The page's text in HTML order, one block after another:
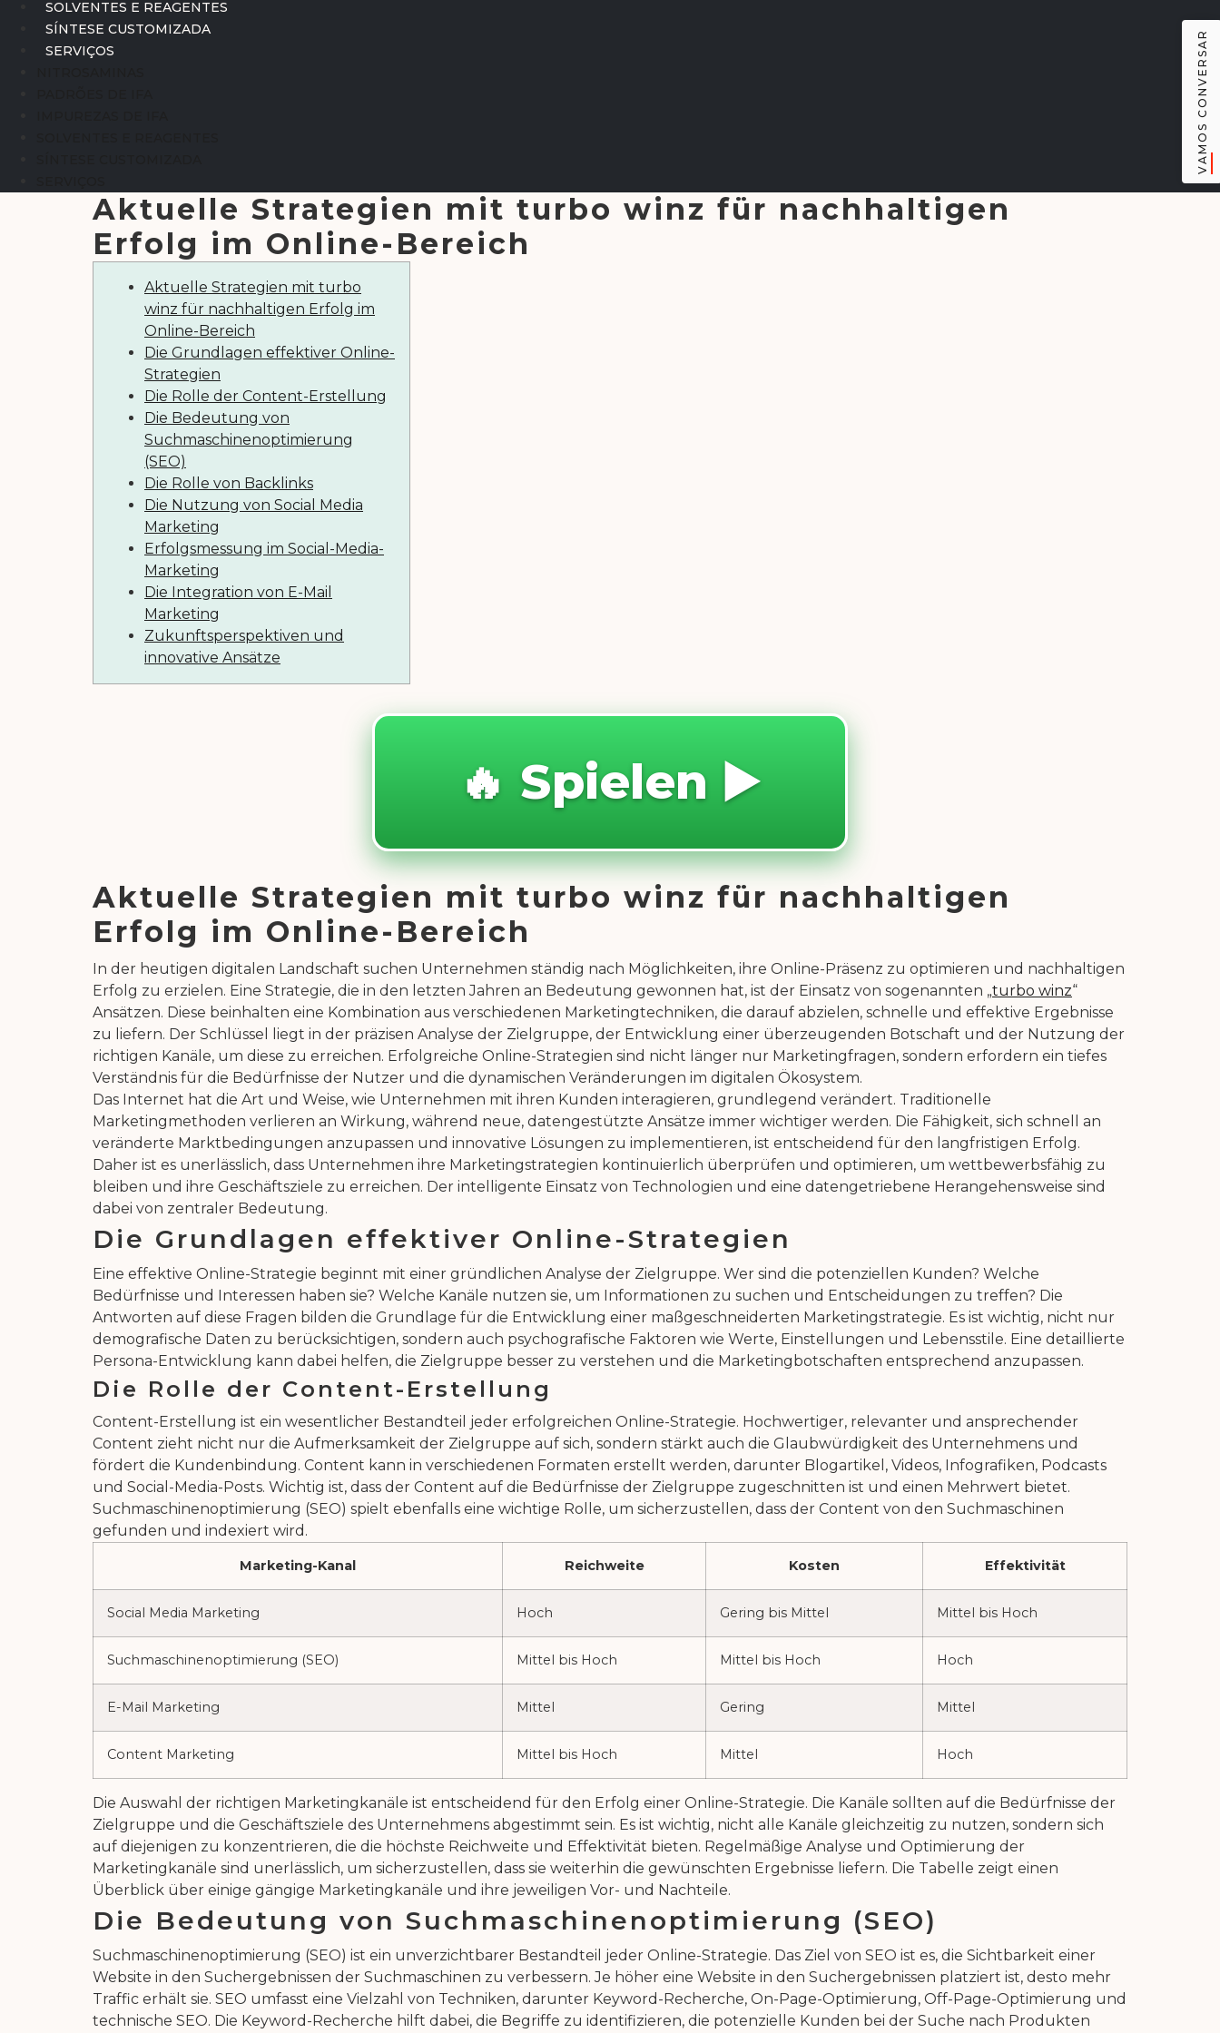
SOLVENTES E REAGENTES
SÍNTESE CUSTOMIZADA
SERVIÇOS
Aktuelle Strategien mit turbo winz für nachhaltigen
Erfolg im Online-Bereich
Aktuelle Strategien mit turbo
winz für nachhaltigen Erfolg im
Online-Bereich
Die Grundlagen effektiver Online-
Strategien
Die Rolle der Content-Erstellung
Die Bedeutung von
Suchmaschinenoptimierung
(SEO)
Die Rolle von Backlinks
Die Nutzung von Social Media
Marketing
Erfolgsmessung im Social-Media-
Marketing
Die Integration von E-Mail
Marketing
Zukunftsperspektiven und
innovative Ansätze
🔥 Spielen ▶️
Aktuelle Strategien mit turbo winz für nachhaltigen
Erfolg im Online-Bereich
In der heutigen digitalen Landschaft suchen Unternehmen ständig nach Möglichkeiten, ihre Online-Präsenz zu optimieren und nachhaltigen
Erfolg zu erzielen. Eine Strategie, die in den letzten Jahren an Bedeutung gewonnen hat, ist der Einsatz von sogenannten „turbo winz“
Ansätzen. Diese beinhalten eine Kombination aus verschiedenen Marketingtechniken, die darauf abzielen, schnelle und effektive Ergebnisse
zu liefern. Der Schlüssel liegt in der präzisen Analyse der Zielgruppe, der Entwicklung einer überzeugenden Botschaft und der Nutzung der
richtigen Kanäle, um diese zu erreichen. Erfolgreiche Online-Strategien sind nicht länger nur Marketingfragen, sondern erfordern ein tiefes
Verständnis für die Bedürfnisse der Nutzer und die dynamischen Veränderungen im digitalen Ökosystem.
Das Internet hat die Art und Weise, wie Unternehmen mit ihren Kunden interagieren, grundlegend verändert. Traditionelle
Marketingmethoden verlieren an Wirkung, während neue, datengestützte Ansätze immer wichtiger werden. Die Fähigkeit, sich schnell an
veränderte Marktbedingungen anzupassen und innovative Lösungen zu implementieren, ist entscheidend für den langfristigen Erfolg.
Daher ist es unerlässlich, dass Unternehmen ihre Marketingstrategien kontinuierlich überprüfen und optimieren, um wettbewerbsfähig zu
bleiben und ihre Geschäftsziele zu erreichen. Der intelligente Einsatz von Technologien und eine datengetriebene Herangehensweise sind
dabei von zentraler Bedeutung.
Die Grundlagen effektiver Online-Strategien
Eine effektive Online-Strategie beginnt mit einer gründlichen Analyse der Zielgruppe. Wer sind die potenziellen Kunden? Welche
Bedürfnisse und Interessen haben sie? Welche Kanäle nutzen sie, um Informationen zu suchen und Entscheidungen zu treffen? Die
Antworten auf diese Fragen bilden die Grundlage für die Entwicklung einer maßgeschneiderten Marketingstrategie. Es ist wichtig, nicht nur
demografische Daten zu berücksichtigen, sondern auch psychografische Faktoren wie Werte, Einstellungen und Lebensstile. Eine detaillierte
Persona-Entwicklung kann dabei helfen, die Zielgruppe besser zu verstehen und die Marketingbotschaften entsprechend anzupassen.
Die Rolle der Content-Erstellung
Content-Erstellung ist ein wesentlicher Bestandteil jeder erfolgreichen Online-Strategie. Hochwertiger, relevanter und ansprechender
Content zieht nicht nur die Aufmerksamkeit der Zielgruppe auf sich, sondern stärkt auch die Glaubwürdigkeit des Unternehmens und
fördert die Kundenbindung. Content kann in verschiedenen Formaten erstellt werden, darunter Blogartikel, Videos, Infografiken, Podcasts
und Social-Media-Posts. Wichtig ist, dass der Content auf die Bedürfnisse der Zielgruppe zugeschnitten ist und einen Mehrwert bietet.
Suchmaschinenoptimierung (SEO) spielt ebenfalls eine wichtige Rolle, um sicherzustellen, dass der Content von den Suchmaschinen
gefunden und indexiert wird.
Marketing-Kanal Reichweite Kosten Effektivität
Social Media Marketing Hoch Gering bis Mittel Mittel bis Hoch
Suchmaschinenoptimierung (SEO) Mittel bis Hoch Mittel bis Hoch Hoch
E-Mail Marketing Mittel Gering Mittel
Content Marketing Mittel bis Hoch Mittel Hoch
Die Auswahl der richtigen Marketingkanäle ist entscheidend für den Erfolg einer Online-Strategie. Die Kanäle sollten auf die Bedürfnisse der
Zielgruppe und die Geschäftsziele des Unternehmens abgestimmt sein. Es ist wichtig, nicht alle Kanäle gleichzeitig zu nutzen, sondern sich
auf diejenigen zu konzentrieren, die die höchste Reichweite und Effektivität bieten. Regelmäßige Analyse und Optimierung der
Marketingkanäle sind unerlässlich, um sicherzustellen, dass sie weiterhin die gewünschten Ergebnisse liefern. Die Tabelle zeigt einen
Überblick über einige gängige Marketingkanäle und ihre jeweiligen Vor- und Nachteile.
Die Bedeutung von Suchmaschinenoptimierung (SEO)
Suchmaschinenoptimierung (SEO) ist ein unverzichtbarer Bestandteil jeder Online-Strategie. Das Ziel von SEO ist es, die Sichtbarkeit einer
Website in den Suchergebnissen der Suchmaschinen zu verbessern. Je höher eine Website in den Suchergebnissen platziert ist, desto mehr
Traffic erhält sie. SEO umfasst eine Vielzahl von Techniken, darunter Keyword-Recherche, On-Page-Optimierung, Off-Page-Optimierung und
technische SEO. Die Keyword-Recherche hilft dabei, die Begriffe zu identifizieren, die potenzielle Kunden bei der Suche nach Produkten
VAMOS CONVERSAR